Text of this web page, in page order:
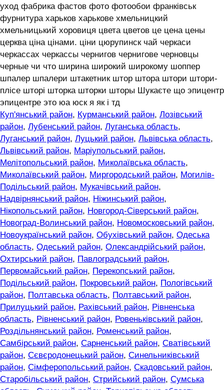
уход фабрика фастов фото фотообои франківськ
фурнитура харьков харькове хмельницкий
хмельницький хоровиця цвета цветов це цена цены
церква ціна цінами. ціни цюрупинск чай черкаси
черкассах черкассы чернигов чернигове черновцы
черные чи что ширина широкий широкому шоппер
шпалер шпалери штакетник штор штора штори штори-
плісе шторі шторка шторки шторы Шукаєте що эпицентр
эпицентре это юа юск я як і тд
Куп'янський район, Курманський район, Лозівський
район, Лубенський район, Луганська область,
Луганський район, Луцький район, Львівська область,
Львівський район, Маріупольський район,
Мелітопольський район, Миколаївська область,
Миколаївський район, Миргородський район, Могилів-
Подільський район, Мукачівський район,
Надвірнянський район, Ніжинський район,
Нікопольський район, Новгород-Сіверський район,
Новоград-Волинський район, Новомосковський район,
Новоукраїнський район, Обухівський район, Одеська
область, Одеський район, Олександрійський район,
Охтирський район, Павлоградський район,
Первомайський район, Перекопський район,
Подільський район, Покровський район, Пологівський
район, Полтавська область, Полтавський район,
Прилуцький район, Рахівський район, Рівненська
область, Рівненський район, Ровеньківський район,
Роздільнянський район, Роменський район,
Самбірський район, Сарненський район, Сватівський
район, Сєвєродонецький район, Синельниківський
район, Сімферопольський район, Скадовський район,
Старобільський район, Стрийський район, Сумська